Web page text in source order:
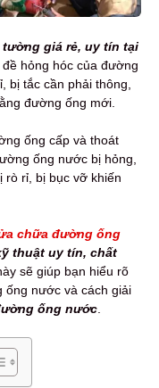
tường giá rẻ, uy tín tại
đề hỏng hóc của đường
bị tắc cần phải thông,
đường ống mới.
ống cấp và thoát
ống nước bị hỏng,
rò rỉ, bị bục vỡ khiến
chữa đường ống
thuật uy tín, chất
sẽ giúp bạn hiểu rõ
ống nước và cách giải
ống nước